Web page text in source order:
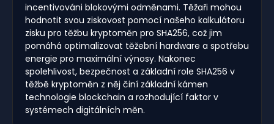
incentivováni blokovými odměnami. Těžaři mohou
hodnotit svou ziskovost pomocí našeho kalkulátoru
zisku pro těžbu kryptoměn pro SHA256, což jim
pomáhá optimalizovat těžební hardware a spotřebu
energie pro maximální výnosy. Nakonec
spolehlivost, bezpečnost a základní role SHA256 v
těžbě kryptoměn z něj činí základní kámen
technologie blockchain a rozhodující faktor v
systémech digitálních měn.